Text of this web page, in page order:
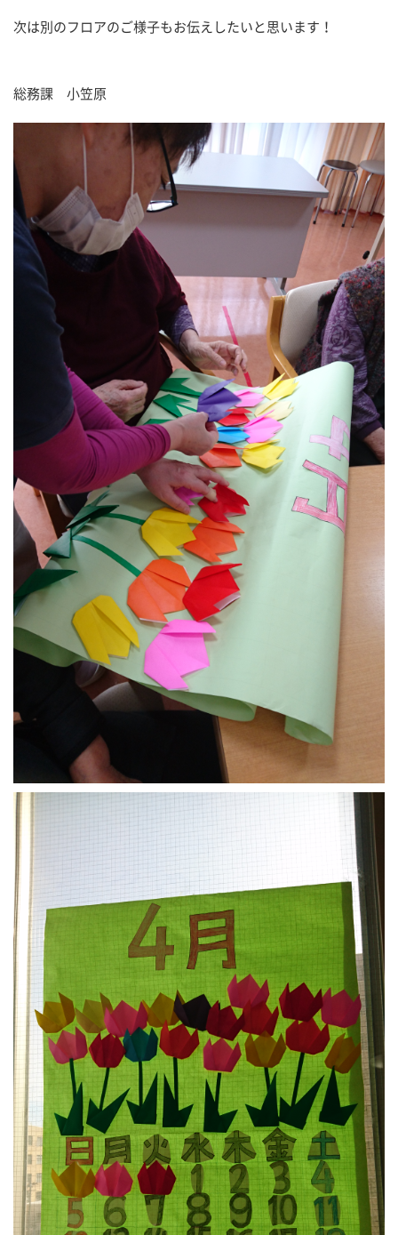
次は別のフロアのご様子もお伝えしたいと思います！
総務課 小笠原